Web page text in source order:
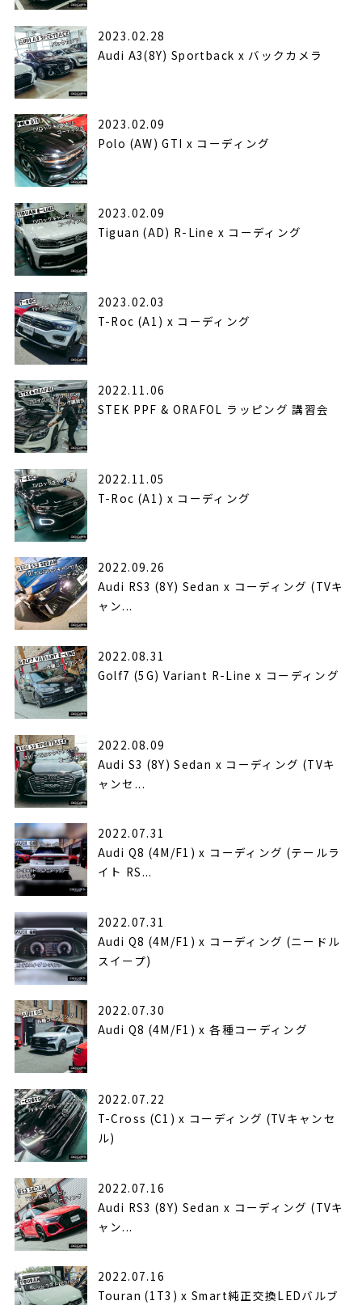
2023.02.28
Audi A3(8Y) Sportback x バックカメラ
2023.02.09
Polo (AW) GTI x コーディング
2023.02.09
Tiguan (AD) R-Line x コーディング
2023.02.03
T-Roc (A1) x コーディング
2022.11.06
STEK PPF & ORAFOL ラッピング 講習会
2022.11.05
T-Roc (A1) x コーディング
2022.09.26
Audi RS3 (8Y) Sedan x コーディング (TVキ
ャン...
2022.08.31
Golf7 (5G) Variant R-Line x コーディング
2022.08.09
Audi S3 (8Y) Sedan x コーディング (TVキ
ャンセ...
2022.07.31
Audi Q8 (4M/F1) x コーディング (テールラ
イト RS...
2022.07.31
Audi Q8 (4M/F1) x コーディング (ニードル
スイープ)
2022.07.30
Audi Q8 (4M/F1) x 各種コーディング
2022.07.22
T-Cross (C1) x コーディング (TVキャンセ
ル)
2022.07.16
Audi RS3 (8Y) Sedan x コーディング (TVキ
ャン...
2022.07.16
Touran (1T3) x Smart純正交換LEDバルブ